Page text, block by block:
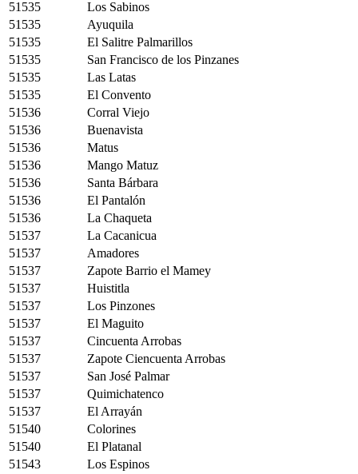
51535
Los Sabinos
51535
Ayuquila
51535
El Salitre Palmarillos
51535
San Francisco de los Pinzanes
51535
Las Latas
51535
El Convento
51536
Corral Viejo
51536
Buenavista
51536
Matus
51536
Mango Matuz
51536
Santa Bárbara
51536
El Pantalón
51536
La Chaqueta
51537
La Cacanicua
51537
Amadores
51537
Zapote Barrio el Mamey
51537
Huistitla
51537
Los Pinzones
51537
El Maguito
51537
Cincuenta Arrobas
51537
Zapote Ciencuenta Arrobas
51537
San José Palmar
51537
Quimichatenco
51537
El Arrayán
51540
Colorines
51540
El Platanal
51543
Los Espinos